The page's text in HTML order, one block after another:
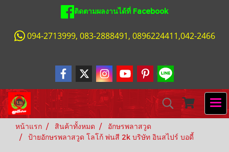
ติดตามผลงานได้ที่ Facebook
094-2713999, 083-2888491, 0896224411,042-2466
หน้าแรก สินค้าทั้งหมด
อักษรพลาสวูด
ป้ายอักษรพลาสวูด โลโก้ พ่นสี 2k บริษัท อินสไปร์ บอดี้